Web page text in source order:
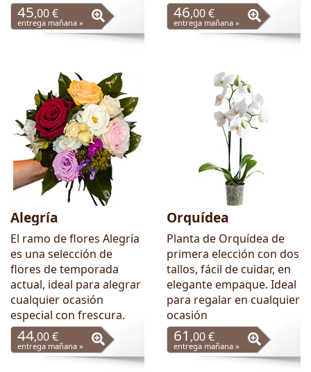
45,00 €
entrega mañana »
46,00 €
entrega mañana »
Alegría
El ramo de flores Alegría
es una selección de
flores de temporada
actual, ideal para alegrar
cualquier ocasión
especial con frescura.
44,00 €
entrega mañana »
Orquídea
Planta de Orquídea de
primera elección con dos
tallos, fácil de cuidar, en
elegante empaque. Ideal
para regalar en cualquier
ocasión
61 ,00 €
entrega mañana »